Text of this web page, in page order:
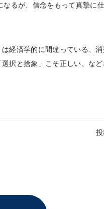
るが、信念をもって真摯に
経済学的に間違っている、
択と捨象」こそ正しい、な